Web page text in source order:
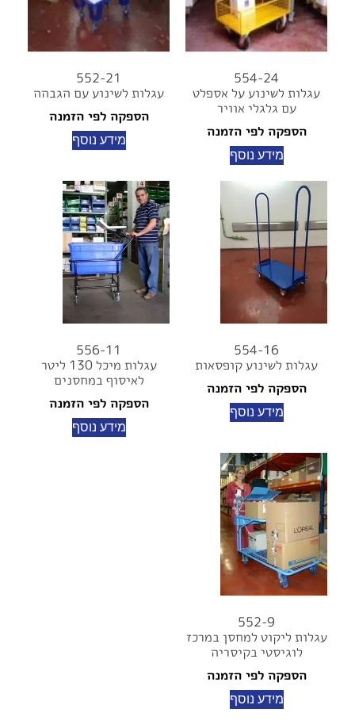
554-24
עגלות לשינוע על אספלט
עם גלגלי אוויר
הספקה לפי הזמנה
מידע נוסף
552-21
עגלות לשינוע עם הגבהה
הספקה לפי הזמנה
מידע נוסף
554-16
עגלות לשינוע קופסאות
הספקה לפי הזמנה
מידע נוסף
556-11
עגלות מיכל 130 ליטר
לאיסוף במחסנים
הספקה לפי הזמנה
מידע נוסף
552-9
עגלות ליקוט למחסן במרכז
לוגיסטי בקיסריה
הספקה לפי הזמנה
מידע נוסף